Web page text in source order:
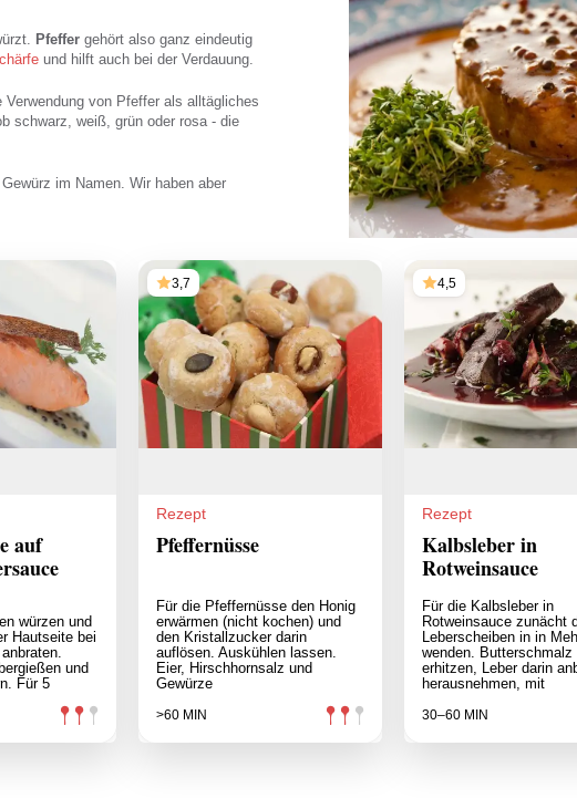
Pfeffer gehört also ganz eindeutig
und hilft auch bei der Verdauung.
von Pfeffer als alltägliches
schwarz, weiß, grün oder rosa - die
im Namen. Wir haben aber
auf
würzen und
Hautseite bei
und
Für 5
3,7
Rezept
Pfeffernüsse
Für die Pfeffernüsse den Honig
erwärmen (nicht kochen) und
den Kristallzucker darin
auflösen. Auskühlen lassen.
Eier, Hirschhornsalz und
Gewürze
>60 MIN
4,5
Rezept
Kalbsleber in
Rotweinsauce
Für die Kalbsleber in
Rotweinsauce zunächt
Leberscheiben in in Mehl
wenden. Butterschmalz
erhitzen, Leber darin
herausnehmen, mit
30–60 MIN